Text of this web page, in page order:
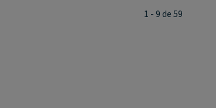
1 - 9 de 59